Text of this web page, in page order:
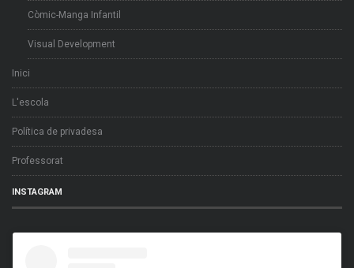
Còmic-Manga Infantil
Visual Development
Inici
L'escola
Política de privadesa
Professorat
INSTAGRAM